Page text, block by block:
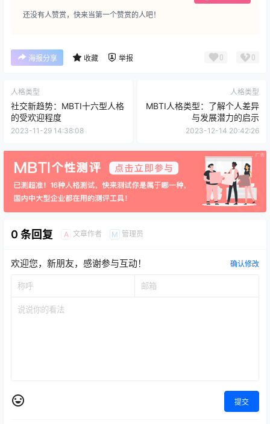
还没有人赞赏，快来当第一个赞赏的人吧！
海报分享 收藏 举报 0 0
人格类型
社交新趋势：MBTI十六型人格
的受欢迎程度
2023-11-29 14:38:08
人格类型
MBTI人格类型：了解个人差异
与发展潜力的启示
2023-12-14 20:42:26
0 条回复 A 文章作者 M 管理员
欢迎您，新朋友，感谢参与互动！ 确认修改
提交